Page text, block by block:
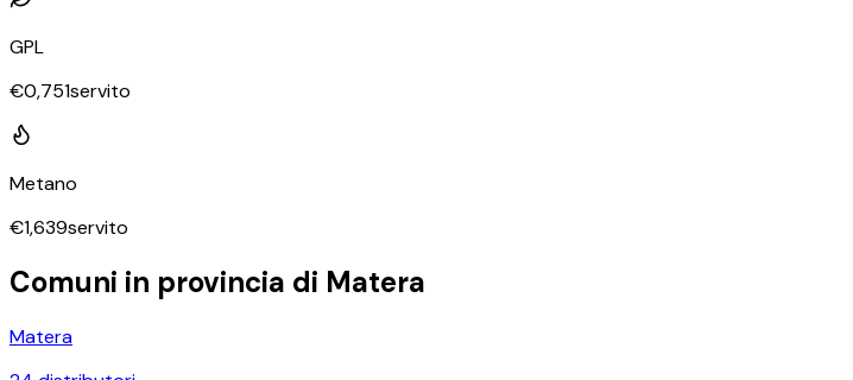
GPL
€0,751servito
Metano
€1,639servito
Comuni in provincia di Matera
Matera